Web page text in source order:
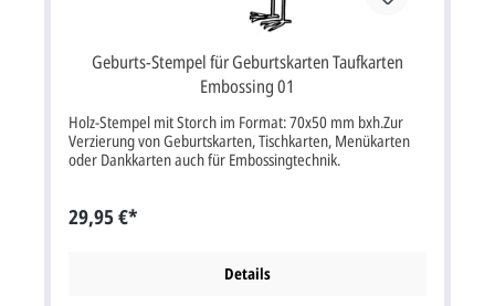
Geburts-Stempel für Geburtskarten Taufkarten
Embossing 01
Holz-Stempel mit Storch im Format: 70x50 mm bxh.Zur
Verzierung von Geburtskarten, Tischkarten, Menükarten
oder Dankkarten auch für Embossingtechnik.
29,95 €*
Details